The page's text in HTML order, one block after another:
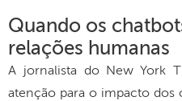
Quando os
relações humanas
A jornalista do New York
atenção para o impacto dos